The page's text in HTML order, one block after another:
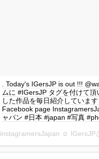
. Today's IGersJP is out !!!
ムに #IGersJP タグを付けて
した作品を毎日紹介していま
Facebook page
ャパン #日本 #japan #写真
instagramersJapan ☺︎ IGersJP